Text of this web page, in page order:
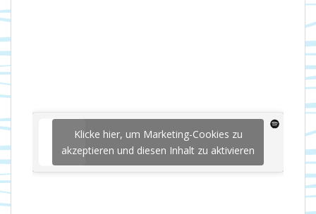
Klicke hier, um Marketing-Cookies zu
akzeptieren und diesen Inhalt zu aktivieren